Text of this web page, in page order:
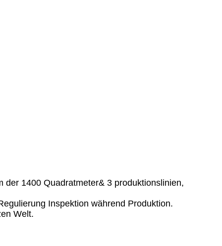
1400 Quadratmeter& 3 produktionslinien,
Inspektion während Produktion.
Welt.